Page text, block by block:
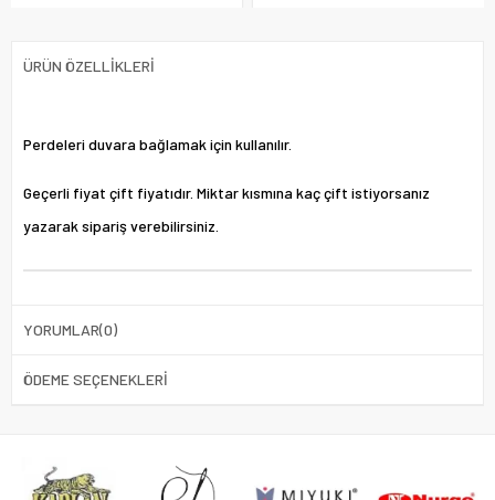
ÜRÜN ÖZELLIKLERI
Perdeleri duvara bağlamak için kullanılır.
Geçerli fiyat çift fiyatıdır. Miktar kısmına kaç çift istiyorsanız
yazarak sipariş verebilirsiniz.
YORUMLAR(0)
ÖDEME SEÇENEKLERI